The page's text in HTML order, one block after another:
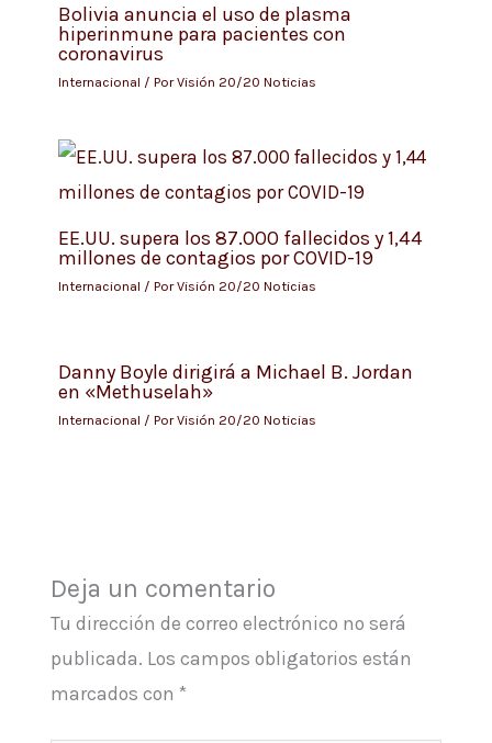
Bolivia anuncia el uso de plasma
hiperinmune para pacientes con
coronavirus
Internacional / PorVisión 20/20 Noticias
EE.UU. supera los 87.000 fallecidos y 1,44
millones de contagios por COVID-19
Internacional / PorVisión 20/20 Noticias
Danny Boyle dirigirá a Michael B. Jordan
en «Methuselah»
Internacional / PorVisión 20/20 Noticias
Deja un comentario
Tu dirección de correo electrónico no será
publicada. Los campos obligatorios están
marcados con *